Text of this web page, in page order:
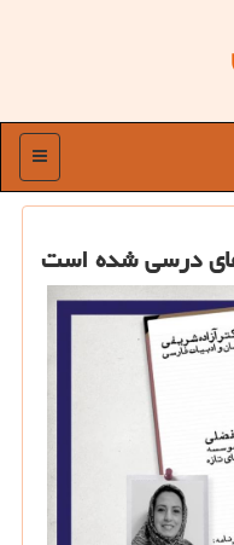
منو
های درسی شده است